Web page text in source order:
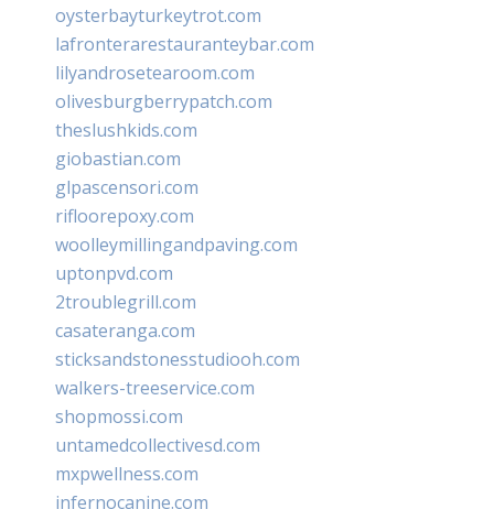
oysterbayturkeytrot.com
lafronterarestauranteybar.com
lilyandrosetearoom.com
olivesburgberrypatch.com
theslushkids.com
giobastian.com
glpascensori.com
rifloorepoxy.com
woolleymillingandpaving.com
uptonpvd.com
2troublegrill.com
casateranga.com
sticksandstonesstudiooh.com
walkers-treeservice.com
shopmossi.com
untamedcollectivesd.com
mxpwellness.com
infernocanine.com